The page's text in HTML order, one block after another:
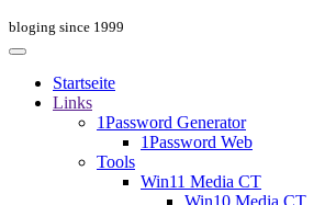
bloging since 1999
Startseite
Links
1Password Generator
1Password Web
Tools
Win11 Media CT
Win10 Media CT